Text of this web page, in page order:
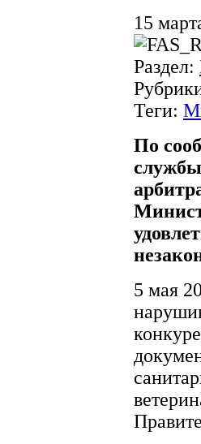
15
Раздел:
Теги:
По
5 мая